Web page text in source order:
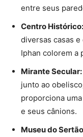
entre seus
Centro Histórico:
diversas casas
Iphan colorem a
Mirante Secular:
junto ao
proporciona
e seus cânions.
Museu do